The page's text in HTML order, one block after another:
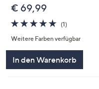
€ 69,99
5.0
von
5
(1)1
Weitere Farben verfügbar
In den Warenkorb